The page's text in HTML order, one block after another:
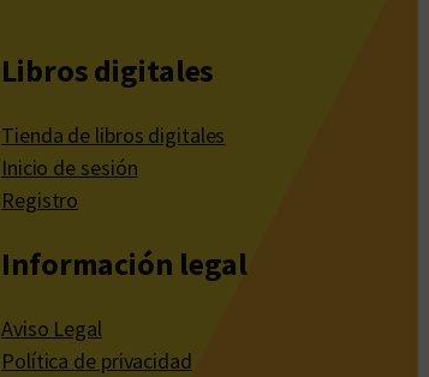
Libros digitales
Tienda de libros digitales
Inicio de sesión
Registro
Información legal
Aviso Legal
Política de privacidad